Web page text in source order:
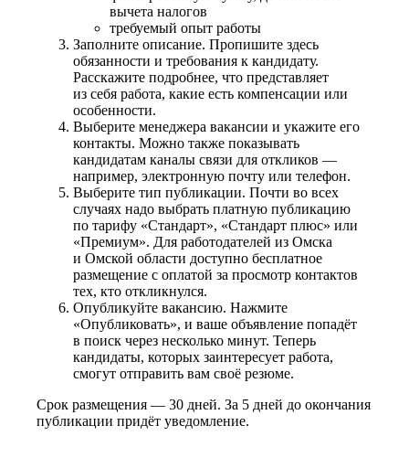
вычета налогов
требуемый опыт работы
Заполните описание. Пропишите здесь
обязанности и требования к кандидату.
Расскажите подробнее, что представляет
из себя работа, какие есть компенсации или
особенности.
Выберите менеджера вакансии и укажите его
контакты. Можно также показывать
кандидатам каналы связи для откликов —
например, электронную почту или телефон.
Выберите тип публикации. Почти во всех
случаях надо выбрать платную публикацию
по тарифу «Стандарт», «Стандарт плюс» или
«Премиум». Для работодателей из Омска
и Омской области доступно бесплатное
размещение с оплатой за просмотр контактов
тех, кто откликнулся.
Опубликуйте вакансию. Нажмите
«Опубликовать», и ваше объявление попадёт
в поиск через несколько минут. Теперь
кандидаты, которых заинтересует работа,
смогут отправить вам своё резюме.
Срок размещения — 30 дней. За 5 дней до окончания
публикации придёт уведомление.